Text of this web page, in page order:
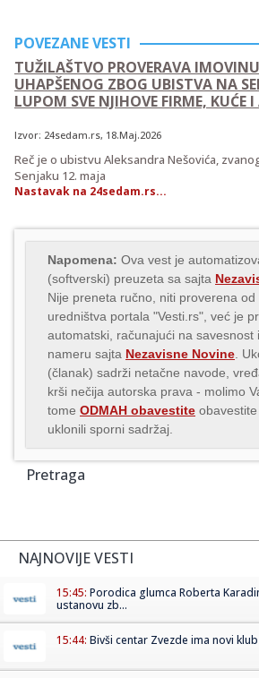
POVEZANE VESTI
TUŽILAŠTVO PROVERAVA
UHAPŠENOG ZBOG UBISTVA NA
LUPOM SVE NJIHOVE FIRME, KUĆE
Izvor: 24sedam.rs, 18.Maj.2026
Reč je o ubistvu Aleksandra Nešovića,
Senjaku 12. maja
Nastavak na 24sedam.rs...
Napomena: Ova vest je
(softverski) preuzeta sa sajta
Nije preneta ručno, niti proverena od
uredništva portala "Vesti.rs", već je
automatski, računajući na savesnost
nameru sajta Nezavisne Novine .
(članak) sadrži netačne navode,
krši nečija autorska prava - molimo
tome ODMAH obavestite
uklonili sporni sadržaj.
Pretraga
NAJNOVIJE VESTI
15:45: Porodica glumca Roberta
ustanovu zb...
15:44: Bivši centar Zvezde ima novi